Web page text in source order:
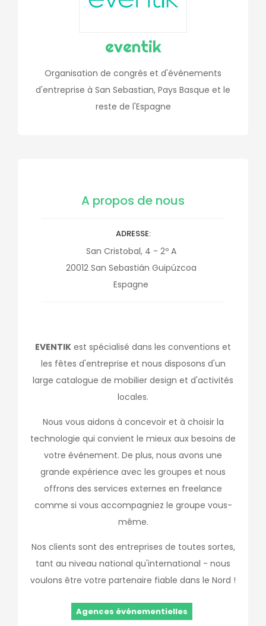
eventik
Organisation de congrès et d'événements
d'entreprise à San Sebastian, Pays Basque et le
reste de l'Espagne
A propos de nous
ADRESSE
San Cristobal, 4 - 2º A
20012 San Sebastián Guipúzcoa
Espagne
EVENTIK est spécialisé dans les conventions et
les fêtes d'entreprise et nous disposons d'un
large catalogue de mobilier design et d'activités
locales.
Nous vous aidons à concevoir et à choisir la
technologie qui convient le mieux aux besoins de
votre événement. De plus, nous avons une
grande expérience avec les groupes et nous
offrons des services externes en freelance
comme si vous accompagniez le groupe vous-
même.
Nos clients sont des entreprises de toutes sortes,
tant au niveau national qu'international - nous
voulons être votre partenaire fiable dans le Nord !
Agences événementielles